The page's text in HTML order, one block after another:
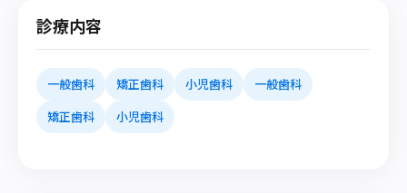
診療内容
一般歯科 矯正歯科 小児歯科
一般歯科
矯正歯科
小児歯科